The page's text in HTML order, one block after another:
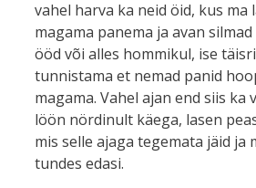
vahel harva ka neid öid, kus ma
magama panema ja avan
ööd või alles hommikul, ise
tunnistama et nemad panid
magama. Vahel ajan end siis ka
löön nördinult käega, lasen
mis selle ajaga tegemata jäid ja
tundes edasi.